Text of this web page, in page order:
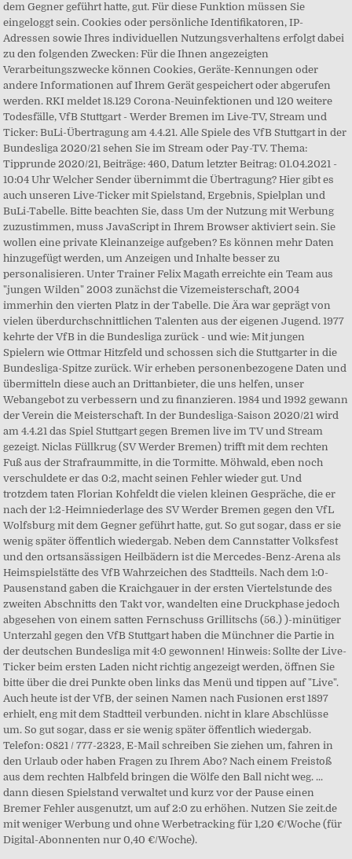
dem Gegner geführt hatte, gut. Für diese Funktion müssen Sie
eingeloggt sein. Cookies oder persönliche Identifikatoren, IP-
Adressen sowie Ihres individuellen Nutzungsverhaltens erfolgt dabei
zu den folgenden Zwecken: Für die Ihnen angezeigten
Verarbeitungszwecke können Cookies, Geräte-Kennungen oder
andere Informationen auf Ihrem Gerät gespeichert oder abgerufen
werden. RKI meldet 18.129 Corona-Neuinfektionen und 120 weitere
Todesfälle, VfB Stuttgart - Werder Bremen im Live-TV, Stream und
Ticker: BuLi-Übertragung am 4.4.21. Alle Spiele des VfB Stuttgart in der
Bundesliga 2020/21 sehen Sie im Stream oder Pay-TV. Thema:
Tipprunde 2020/21, Beiträge: 460, Datum letzter Beitrag: 01.04.2021 -
10:04 Uhr Welcher Sender übernimmt die Übertragung? Hier gibt es
auch unseren Live-Ticker mit Spielstand, Ergebnis, Spielplan und
BuLi-Tabelle. Bitte beachten Sie, dass Um der Nutzung mit Werbung
zuzustimmen, muss JavaScript in Ihrem Browser aktiviert sein. Sie
wollen eine private Kleinanzeige aufgeben? Es können mehr Daten
hinzugefügt werden, um Anzeigen und Inhalte besser zu
personalisieren. Unter Trainer Felix Magath erreichte ein Team aus
"jungen Wilden" 2003 zunächst die Vizemeisterschaft, 2004
immerhin den vierten Platz in der Tabelle. Die Ära war geprägt von
vielen überdurchschnittlichen Talenten aus der eigenen Jugend. 1977
kehrte der VfB in die Bundesliga zurück - und wie: Mit jungen
Spielern wie Ottmar Hitzfeld und schossen sich die Stuttgarter in die
Bundesliga-Spitze zurück. Wir erheben personenbezogene Daten und
übermitteln diese auch an Drittanbieter, die uns helfen, unser
Webangebot zu verbessern und zu finanzieren. 1984 und 1992 gewann
der Verein die Meisterschaft. In der Bundesliga-Saison 2020/21 wird
am 4.4.21 das Spiel Stuttgart gegen Bremen live im TV und Stream
gezeigt. Niclas Füllkrug (SV Werder Bremen) trifft mit dem rechten
Fuß aus der Strafraummitte, in die Tormitte. Möhwald, eben noch
verschuldete er das 0:2, macht seinen Fehler wieder gut. Und
trotzdem taten Florian Kohfeldt die vielen kleinen Gespräche, die er
nach der 1:2-Heimniederlage des SV Werder Bremen gegen den VfL
Wolfsburg mit dem Gegner geführt hatte, gut. So gut sogar, dass er sie
wenig später öffentlich wiedergab. Neben dem Cannstatter Volksfest
und den ortsansässigen Heilbädern ist die Mercedes-Benz-Arena als
Heimspielstätte des VfB Wahrzeichen des Stadtteils. Nach dem 1:0-
Pausenstand gaben die Kraichgauer in der ersten Viertelstunde des
zweiten Abschnitts den Takt vor, wandelten eine Druckphase jedoch
abgesehen von einem satten Fernschuss Grillitschs (56.) )-minütiger
Unterzahl gegen den VfB Stuttgart haben die Münchner die Partie in
der deutschen Bundesliga mit 4:0 gewonnen! Hinweis: Sollte der Live-
Ticker beim ersten Laden nicht richtig angezeigt werden, öffnen Sie
bitte über die drei Punkte oben links das Menü und tippen auf "Live".
Auch heute ist der VfB, der seinen Namen nach Fusionen erst 1897
erhielt, eng mit dem Stadtteil verbunden. nicht in klare Abschlüsse
um. So gut sogar, dass er sie wenig später öffentlich wiedergab.
Telefon: 0821 / 777-2323, E-Mail schreiben Sie ziehen um, fahren in
den Urlaub oder haben Fragen zu Ihrem Abo? Nach einem Freistoß
aus dem rechten Halbfeld bringen die Wölfe den Ball nicht weg. ...
dann diesen Spielstand verwaltet und kurz vor der Pause einen
Bremer Fehler ausgenutzt, um auf 2:0 zu erhöhen. Nutzen Sie zeit.de
mit weniger Werbung und ohne Werbetracking für 1,20 €/Woche (für
Digital-Abonnenten nur 0,40 €/Woche).